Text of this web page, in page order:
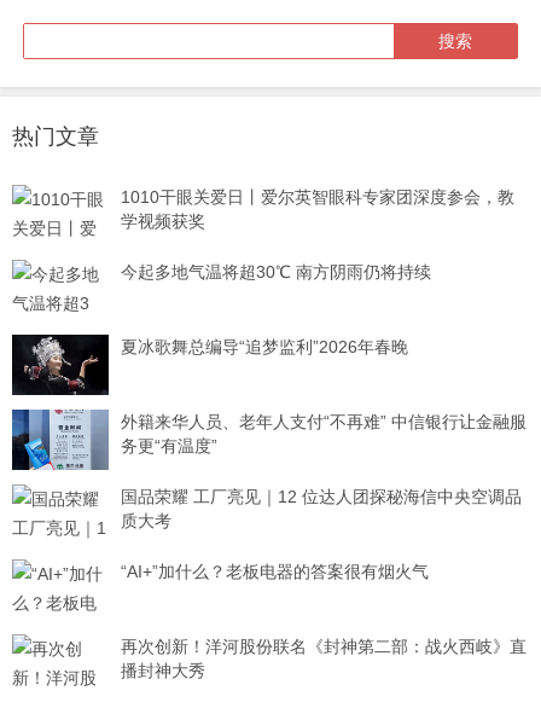
热门文章
1010干眼关爱日丨爱尔英智眼科专家团深度参会，教
学视频获奖
今起多地气温将超30℃ 南方阴雨仍将持续
夏冰歌舞总编导“追梦监利”2026年春晚
外籍来华人员、老年人支付“不再难” 中信银行让金融服
务更“有温度”
国品荣耀 工厂亮见｜12 位达人团探秘海信中央空调品
质大考
“AI+”加什么？老板电器的答案很有烟火气
再次创新！洋河股份联名《封神第二部：战火西岐》直
播封神大秀